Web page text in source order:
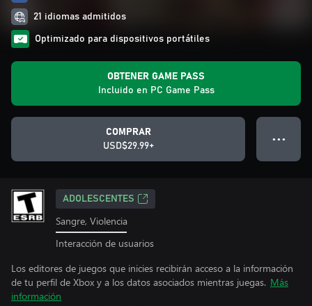
21 idiomas admitidos
Optimizado para dispositivos portátiles
OBTENER GAME PASS
Incluido en PC Game Pass
COMPRAR
USD$29.99+
● ● ●
ADOLESCENTES
Sangre, Violencia
Interacción de usuarios
Los editores de juegos que inicies recibirán acceso a la información
de tu perfil de Xbox y a los datos asociados mientras juegas. Más
información